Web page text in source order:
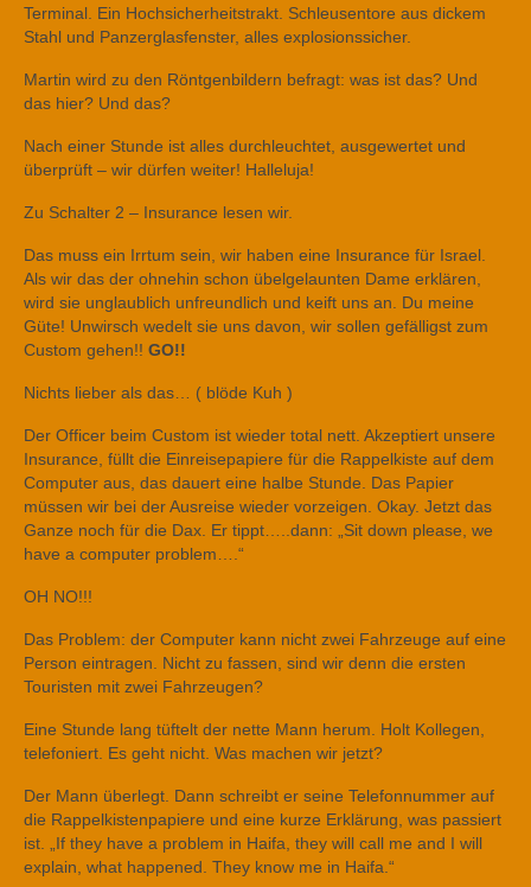
Terminal. Ein Hochsicherheitstrakt. Schleusentore aus dickem
Stahl und Panzerglasfenster, alles explosionssicher.
Martin wird zu den Röntgenbildern befragt: was ist das? Und
das hier? Und das?
Nach einer Stunde ist alles durchleuchtet, ausgewertet und
überprüft – wir dürfen weiter! Halleluja!
Zu Schalter 2 – Insurance lesen wir.
Das muss ein Irrtum sein, wir haben eine Insurance für Israel.
Als wir das der ohnehin schon übelgelaunten Dame erklären,
wird sie unglaublich unfreundlich und keift uns an. Du meine
Güte! Unwirsch wedelt sie uns davon, wir sollen gefälligst zum
Custom gehen!! GO!!
Nichts lieber als das… ( blöde Kuh )
Der Officer beim Custom ist wieder total nett. Akzeptiert unsere
Insurance, füllt die Einreisepapiere für die Rappelkiste auf dem
Computer aus, das dauert eine halbe Stunde. Das Papier
müssen wir bei der Ausreise wieder vorzeigen. Okay. Jetzt das
Ganze noch für die Dax. Er tippt…..dann: „Sit down please, we
have a computer problem….“
OH NO!!!
Das Problem: der Computer kann nicht zwei Fahrzeuge auf eine
Person eintragen. Nicht zu fassen, sind wir denn die ersten
Touristen mit zwei Fahrzeugen?
Eine Stunde lang tüftelt der nette Mann herum. Holt Kollegen,
telefoniert. Es geht nicht. Was machen wir jetzt?
Der Mann überlegt. Dann schreibt er seine Telefonnummer auf
die Rappelkistenpapiere und eine kurze Erklärung, was passiert
ist. „If they have a problem in Haifa, they will call me and I will
explain, what happened. They know me in Haifa.“